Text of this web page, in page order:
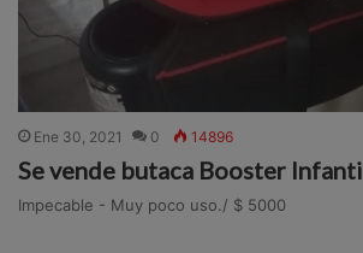
Ene 30, 2021 0 14896
Se vende butaca Booster Infanti
Impecable - Muy poco uso./ $ 5000